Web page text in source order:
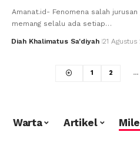
Amanat.id- Fenomena salah
memang selalu ada setiap…
Diah Khalimatus Sa'diyah 21 Agustus
1 2 …
Warta Artikel